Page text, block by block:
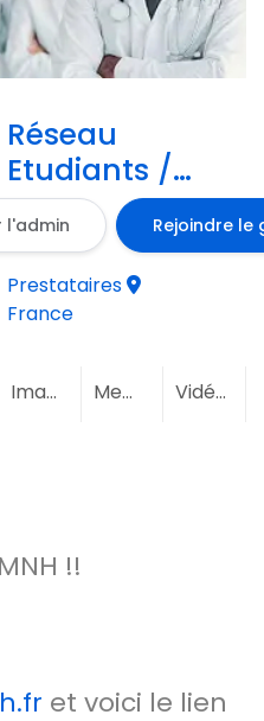
Réseau
Etudiants /
Concours
MNH
l'admin Rejoindre le
Prestataires
France
Images Membres (2)Vidéos
!!
et voici le lien